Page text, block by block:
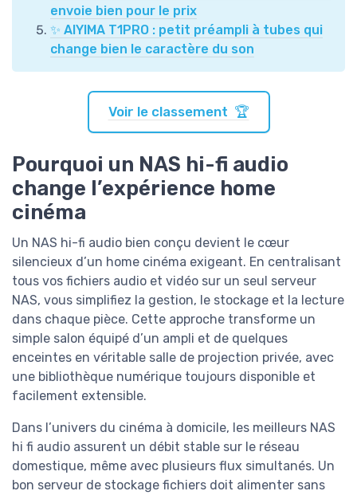
envoie bien pour le prix
✨ AIYIMA T1PRO : petit préampli à tubes qui
change bien le caractère du son
Voir le classement 🏆
Pourquoi un NAS hi-fi audio
change l’expérience home
cinéma
Un NAS hi-fi audio bien conçu devient le cœur
silencieux d’un home cinéma exigeant. En centralisant
tous vos fichiers audio et vidéo sur un seul serveur
NAS, vous simplifiez la gestion, le stockage et la lecture
dans chaque pièce. Cette approche transforme un
simple salon équipé d’un ampli et de quelques
enceintes en véritable salle de projection privée, avec
une bibliothèque numérique toujours disponible et
facilement extensible.
Dans l’univers du cinéma à domicile, les meilleurs NAS
hi fi audio assurent un débit stable sur le réseau
domestique, même avec plusieurs flux simultanés. Un
bon serveur de stockage fichiers doit alimenter sans